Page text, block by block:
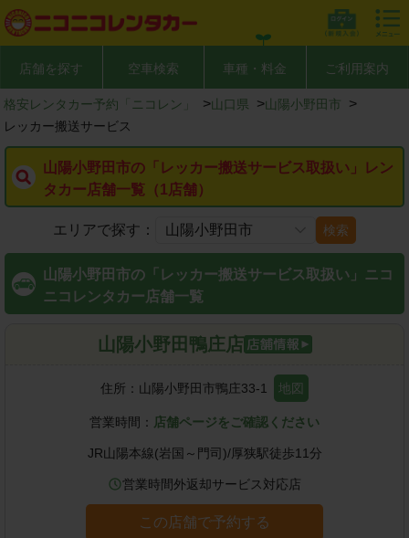
店舗を探す 空車検索 車種・料金 ご利用案内
格安レンタカー予約「ニコレン」 >山口県 >山陽小野田市 >
レッカー搬送サービス
山陽小野田市の「レッカー搬送サービス取扱い」レン
タカー店舗一覧（1店舗）
エリアで探す： 検索
山陽小野田市の「レッカー搬送サービス取扱い」ニコ
ニコレンタカー店舗一覧
山陽小野田鴨庄店
住所： 山陽小野田市鴨庄33-1 地図
営業時間： 店舗ページをご確認ください
JR山陽本線(岩国～門司)/厚狭駅徒歩11 分
営業時間外返却サービス対応店
この店舗で予約する